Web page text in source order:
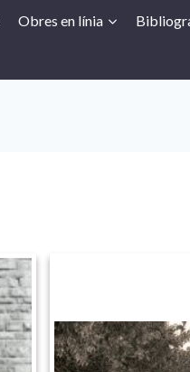
Obres en línia